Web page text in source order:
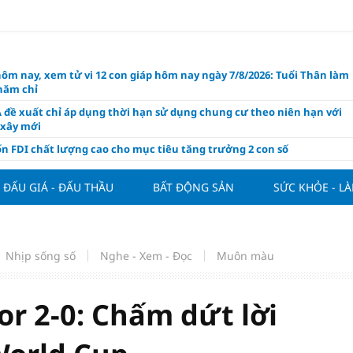
nay, xem tử vi 12 con giáp hôm nay ngày 7/8/2026: Tuổi Thân làm
chỉ
đề xuất chỉ áp dụng thời hạn sử dụng chung cư theo niên hạn với
mới
FDI chất lượng cao cho mục tiêu tăng trưởng 2 con số
nào để Việt Nam hiện thực hóa mục tiêu tăng trưởng 10%?
cứu tính tiền gửi Kho bạc vào nguồn vốn huy động của ngân hàng
hôm nay 6/8: "Nhảy vọt" sau một đêm
của Hoàng Hên
đưa kim cương vào ngành nghề kinh doanh có điều kiện như vàng
ĐẤU GIÁ - ĐẤU THẦU BẤT ĐỘNG SẢN SỨC KHỎE -
Nhịp sống số Nghe - Xem - Đọc Muôn màu
2-0: Chấm dứt lời